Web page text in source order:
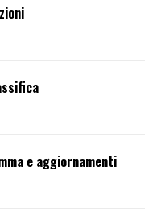
e aggiornamenti